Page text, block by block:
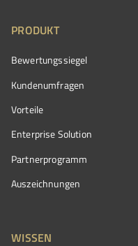
PRODUKT
Bewertungssiegel
Kundenumfragen
Vorteile
Enterprise Solution
Partnerprogramm
Auszeichnungen
WISSEN